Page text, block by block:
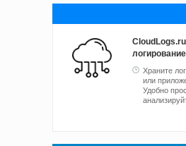
логирование
Храните
или
Удобно